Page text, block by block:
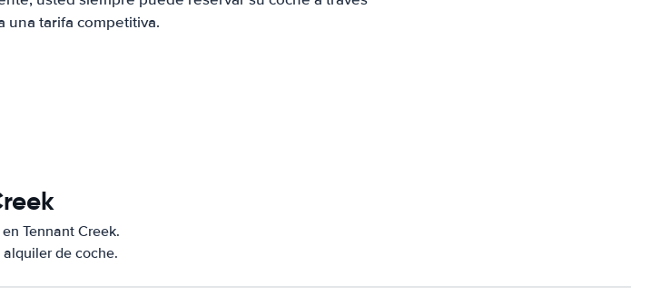
una tarifa competitiva.
Tennant Creek.
de coche.